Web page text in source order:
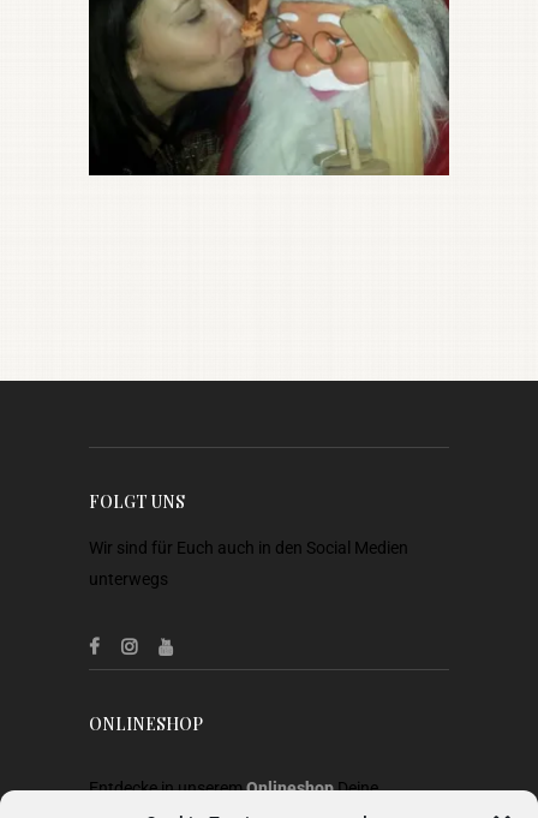
FOLGT UNS
Wir sind für Euch auch in den Social Medien
unterwegs
ONLINESHOP
Entdecke in unseremOnlineshopDeine